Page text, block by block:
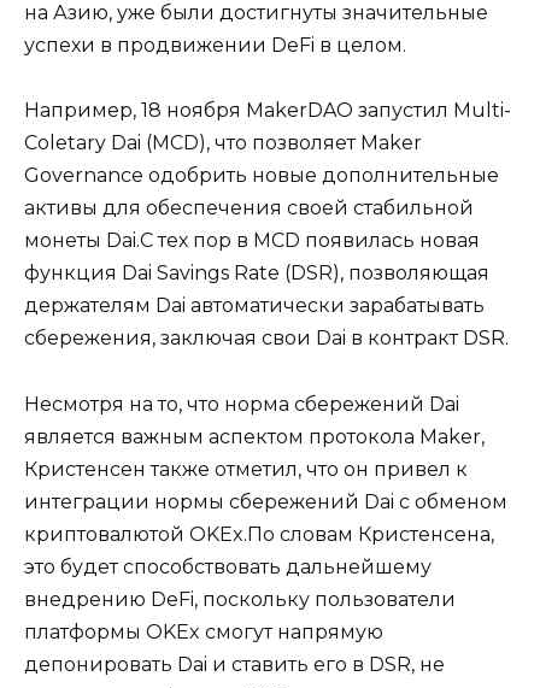
на Азию, уже были достигнуты значительные
успехи в продвижении DeFi в целом.
Например, 18 ноября MakerDAO запустил Multi-
Coletary Dai (MCD), что позволяет Maker
Governance одобрить новые дополнительные
активы для обеспечения своей стабильной
монеты Dai.С тех пор в MCD появилась новая
функция Dai Savings Rate (DSR), позволяющая
держателям Dai автоматически зарабатывать
сбережения, заключая свои Dai в контракт DSR.
Несмотря на то, что норма сбережений Dai
является важным аспектом протокола Maker,
Кристенсен также отметил, что он привел к
интеграции нормы сбережений Dai с обменом
криптовалютой OKEx.По словам Кристенсена,
это будет способствовать дальнейшему
внедрению DeFi, поскольку пользователи
платформы OKEx смогут напрямую
депонировать Dai и ставить его в DSR, не